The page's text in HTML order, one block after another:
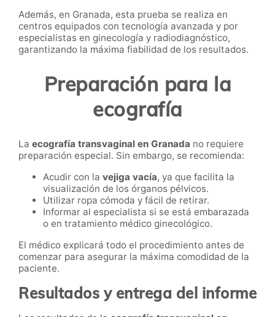
Además, en Granada, esta prueba se realiza en
centros equipados con tecnología avanzada y por
especialistas en ginecología y radiodiagnóstico,
garantizando la máxima fiabilidad de los resultados.
Preparación para la
ecografía
La ecografía transvaginal en Granada no requiere
preparación especial. Sin embargo, se recomienda:
Acudir con la vejiga vacía, ya que facilita la
visualización de los órganos pélvicos.
Utilizar ropa cómoda y fácil de retirar.
Informar al especialista si se está embarazada
o en tratamiento médico ginecológico.
El médico explicará todo el procedimiento antes de
comenzar para asegurar la máxima comodidad de la
paciente.
Resultados y entrega del informe